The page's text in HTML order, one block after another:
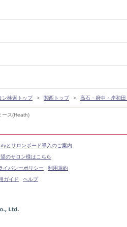
ース(Heath)
ン検索トップ 関西トップ 高石・府中・岸和
とサロンボード導入のご案内
のサロン様はこちら
イバシーポリシー
利用規約
ガイド
ヘルプ